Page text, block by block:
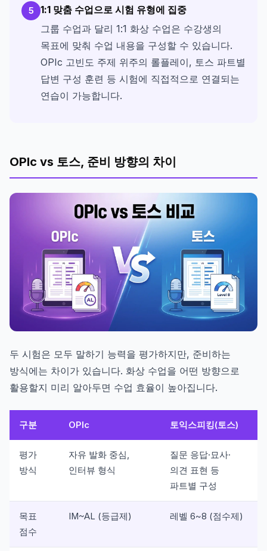
5
1:1 맞춤 수업으로 시험 유형에 집중
그룹 수업과 달리 1:1 화상 수업은 수강생의
목표에 맞춰 수업 내용을 구성할 수 있습니다.
OPIc 고빈도 주제 위주의 롤플레이, 토스 파트별
답변 구성 훈련 등 시험에 직접적으로 연결되는
연습이 가능합니다.
OPIc vs 토스, 준비 방향의 차이
두 시험은 모두 말하기 능력을 평가하지만, 준비하는
방식에는 차이가 있습니다. 화상 수업을 어떤 방향으로
활용할지 미리 알아두면 수업 효율이 높아집니다.
구분 OPIc 토익스피킹(토스)
평가
방식
자유 발화 중심,
인터뷰 형식
질문 응답·묘사·
의견 표현 등
파트별 구성
목표
점수
IM~AL (등급제) 레벨 6~8 (점수제)